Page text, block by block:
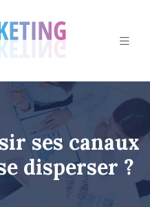
ses canaux
disperser ?